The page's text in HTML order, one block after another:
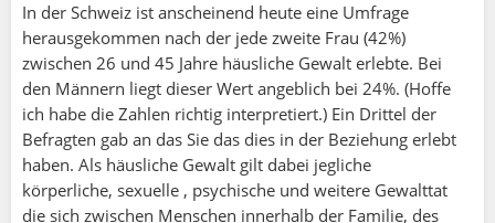
In der Schweiz ist anscheinend heute eine Umfrage
herausgekommen nach der jede zweite Frau (42%)
zwischen 26 und 45 Jahre häusliche Gewalt erlebte. Bei
den Männern liegt dieser Wert angeblich bei 24%. (Hoffe
ich habe die Zahlen richtig interpretiert.) Ein Drittel der
Befragten gab an das Sie das dies in der Beziehung erlebt
haben. Als häusliche Gewalt gilt dabei jegliche
körperliche, sexuelle , psychische und weitere Gewalttat
die sich zwischen Menschen innerhalb der Familie, des